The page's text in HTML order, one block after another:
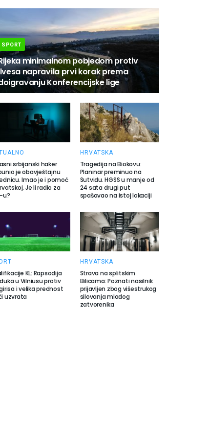
SPORT
minimalnom pobjedom protiv
napravila prvi korak prema
Konferencijske lige
srbijanski haker
je obavještajnu
Imao je i pomoć
Je li radio za
u?
HRVATSKA
Tragedija na Biokovu:
Planinar preminuo na
Sutvidu. HGSS u manje od
24 sata drugi put
spašavao na istoj lokaciji
KL: Rapsodija
u Vilniusu protiv
i velika prednost
uzvrata
HRVATSKA
Strava na splitskim
Bilicama: Poznati nasilnik
prijavljen zbog višestrukog
silovanja mladog
zatvorenika